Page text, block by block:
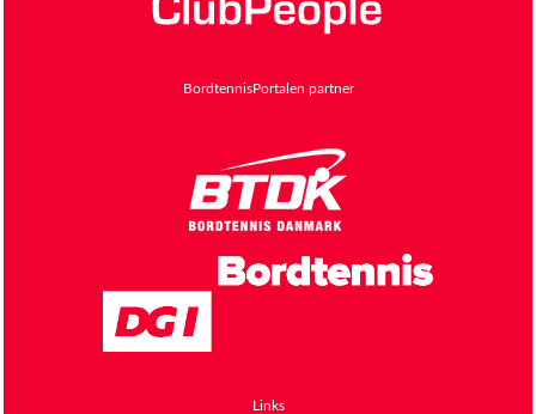
BordtennisPortalen partner
Links